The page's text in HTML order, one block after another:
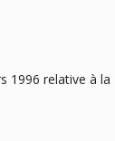
1996 relative à la